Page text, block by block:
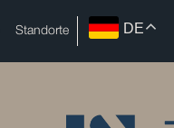
Standorte DE